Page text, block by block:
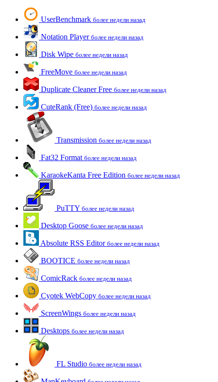
UserBenchmark более недели назад
Notation Player более недели назад
Disk Wipe более недели назад
FreeMove более недели назад
Duplicate Cleaner Free более недели назад
CuteRank (Free) более недели назад
Transmission более недели назад
Fat32 Format более недели назад
KaraokeKanta Free Edition более недели назад
PuTTY более недели назад
Desktop Goose более недели назад
Absolute RSS Editor более недели назад
BOOTICE более недели назад
ComicRack более недели назад
Cyotek WebCopy более недели назад
ScreenWings более недели назад
Desktops более недели назад
FL Studio более недели назад